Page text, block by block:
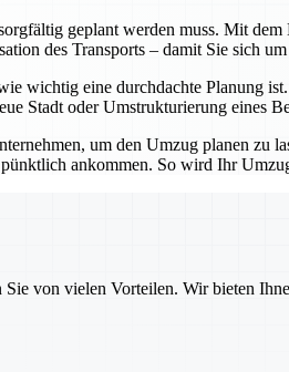
geplant werden muss. Mit
des Transports – damit Sie sich
wichtig eine durchdachte Planung
Stadt oder Umstrukturierung eines
um den Umzug planen
ankommen. So wird Ihr
von vielen Vorteilen. Wir bieten